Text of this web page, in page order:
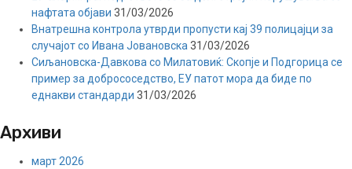
нафтата објави 31/03/2026
Внатрешна контрола утврди пропусти кај 39 полицајци за
случајот со Ивана Јовановска 31/03/2026
Сиљановска-Давкова со Милатовиќ: Скопје и Подгорица се
пример за добрососедство, ЕУ патот мора да биде по
еднакви стандарди 31/03/2026
Архиви
март 2026